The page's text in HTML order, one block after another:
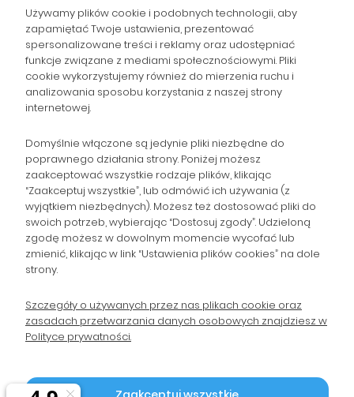
NAWIGACJA
POMOC
ZAMÓWIENIA
POPULARNE KATEGORIE
Gromadzka 46
sklep@wpc24.pl
Używamy plików cookie i podobnych technologii, aby
zapamiętać Twoje ustawienia, prezentować
spersonalizowane treści i reklamy oraz udostępniać
funkcje związane z mediami społecznościowymi. Pliki
cookie wykorzystujemy również do mierzenia ruchu i
analizowania sposobu korzystania z naszej strony
internetowej.
Domyślnie włączone są jedynie pliki niezbędne do
poprawnego działania strony. Poniżej możesz
zaakceptować wszystkie rodzaje plików, klikając
“Zaakceptuj wszystkie”, lub odmówić ich używania (z
wyjątkiem niezbędnych). Możesz też dostosować pliki do
swoich potrzeb, wybierając “Dostosuj zgody”. Udzieloną
zgodę możesz w dowolnym momencie wycofać lub
zmienić, klikając w link “Ustawienia plików cookies” na dole
strony.
Szczegóły o używanych przez nas plikach cookie oraz
zasadach przetwarzania danych osobowych znajdziesz w
Polityce prywatności.
Zapisz się na Newsletter i